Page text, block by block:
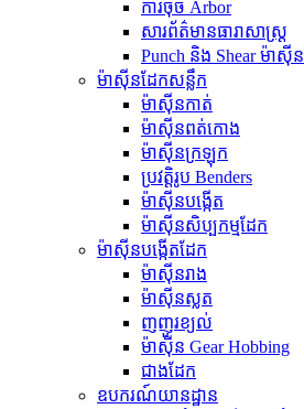
ការចុច Arbor
សារព័ត៌មានធារាសាស្ត្រ
Punch និង Shear ម៉ាស៊ីន
ម៉ាស៊ីនដែកសន្លឹក
ម៉ាស៊ីនកាត់
ម៉ាស៊ីនពត់កោង
ម៉ាស៊ីនក្រឡុក
ប្រវត្តិរូប Benders
ម៉ាស៊ីនបង្កើត
ម៉ាស៊ីនសិប្បកម្មដែក
ម៉ាស៊ីនបង្កើតដែក
ម៉ាស៊ីនរាង
ម៉ាស៊ីនស្លត
ញញួរខ្យល់
ម៉ាស៊ីន Gear Hobbing
ជាងដែក
ឧបករណ៍យានដ្ឋាន